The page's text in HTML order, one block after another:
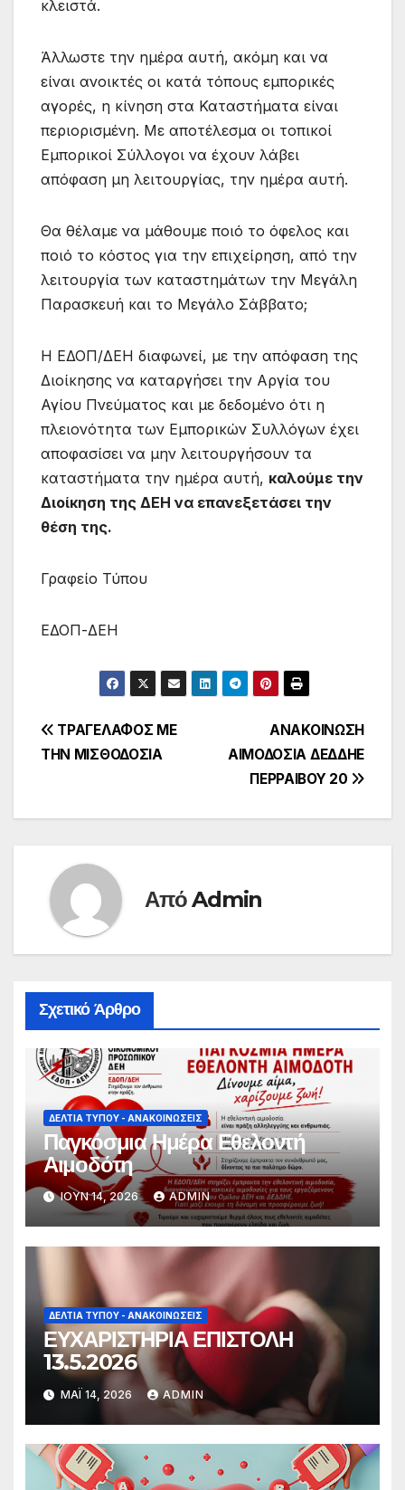
κλειστά.
Άλλωστε την ημέρα αυτή, ακόμη και να
είναι ανοικτές οι κατά τόπους εμπορικές
αγορές, η κίνηση στα Καταστήματα είναι
περιορισμένη. Με αποτέλεσμα οι τοπικοί
Εμπορικοί Σύλλογοι να έχουν λάβει
απόφαση μη λειτουργίας, την ημέρα αυτή.
Θα θέλαμε να μάθουμε ποιό το όφελος και
ποιό το κόστος για την επιχείρηση, από την
λειτουργία των καταστημάτων την Μεγάλη
Παρασκευή και το Μεγάλο Σάββατο;
Η ΕΔΟΠ/ΔΕΗ διαφωνεί, με την απόφαση της
Διοίκησης να καταργήσει την Αργία του
Αγίου Πνεύματος και με δεδομένο ότι η
πλειονότητα των Εμπορικών Συλλόγων έχει
αποφασίσει να μην λειτουργήσουν τα
καταστήματα την ημέρα αυτή, καλούμε την
Διοίκηση της ΔΕΗ να επανεξετάσει την
θέση της.
Γραφείο Τύπου
ΕΔΟΠ-ΔΕΗ
Πλοήγηση
ΑΝΑΚΟΙΝΩΣΗ
ΑΙΜΟΔΟΣΙΑ ΔΕΔΔΗΕ
ΠΕΡΡΑΙΒΟΥ 20
ΤΡΑΓΕΛΑΦΟΣ ΜΕ
ΤΗΝ ΜΙΣΘΟΔΟΣΙΑ
ΑπόAdmin
Σχετικό Άρθρο
ΔΕΛΤΊΑ ΤΎΠΟΥ - ΑΝΑΚΟΙΝΏΣΕΙΣ
Παγκόσμια Ημέρα Εθελοντή
Αιμοδότη
ΙΟΎΝ 14, 2026 ADMIN
ΔΕΛΤΊΑ ΤΎΠΟΥ - ΑΝΑΚΟΙΝΏΣΕΙΣ
ΕΥΧΑΡΙΣΤΗΡΙΑ ΕΠΙΣΤΟΛΗ
13.5.2026
ΜΆΙ 14, 2026 ADMIN